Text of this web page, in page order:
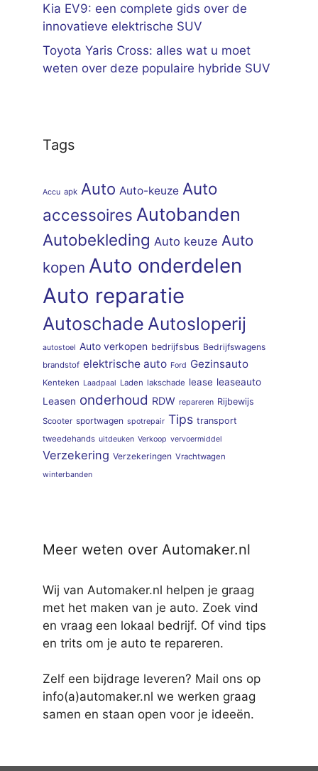
Kia EV9: een complete gids over de
innovatieve elektrische SUV
Toyota Yaris Cross: alles wat u moet
weten over deze populaire hybride SUV
Tags
Accu apk Auto Auto-keuze Auto
accessoires Autobanden
Autobekleding Auto keuze Auto
kopen Auto onderdelen
Auto reparatie
Autoschade Autosloperij
autostoel Auto verkopen bedrijfsbus Bedrijfswagens
brandstof elektrische auto Ford Gezinsauto
Kenteken Laadpaal Laden lakschade lease leaseauto
Leasen onderhoud RDW repareren Rijbewijs
Scooter sportwagen spotrepair Tips transport
tweedehands uitdeuken Verkoop vervoermiddel
Verzekering Verzekeringen Vrachtwagen
winterbanden
Meer weten over Automaker.nl
Wij van Automaker.nl helpen je graag
met het maken van je auto. Zoek vind
en vraag een lokaal bedrijf. Of vind tips
en trits om je auto te repareren.
Zelf een bijdrage leveren? Mail ons op
info(a)automaker.nl we werken graag
samen en staan open voor je ideeën.